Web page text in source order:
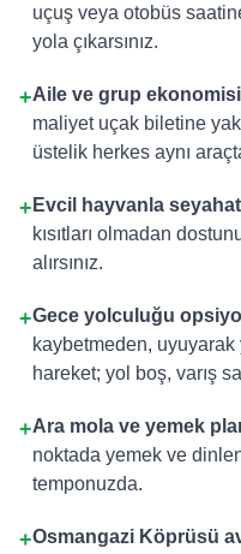
uçuş veya otobüs
yola çıkarsınız.
+Aile ve grup
maliyet uçak biletine
üstelik herkes aynı
+ Evcil hayvanla
kısıtları olmadan
alırsınız.
+Gece yolculuğu
kaybetmeden,
hareket; yol boş, varış
+Ara mola ve yemek
noktada yemek ve
temponuzda.
+Osmangazi Köprüsü